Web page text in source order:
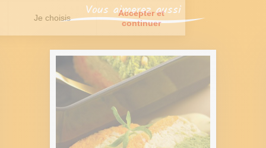
Vous aimerez aussi